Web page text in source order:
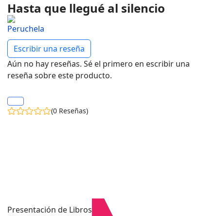
Hasta que llegué al silencio
Escribir una reseña
Aún no hay reseñas. Sé el primero en escribir una
reseña sobre este producto.
(0 Reseñas)
Presentación de Libros